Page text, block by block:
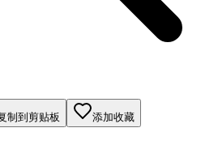
制到剪贴板 添加收藏